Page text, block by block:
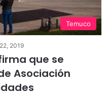
Temuco
2019
que se
Asociación